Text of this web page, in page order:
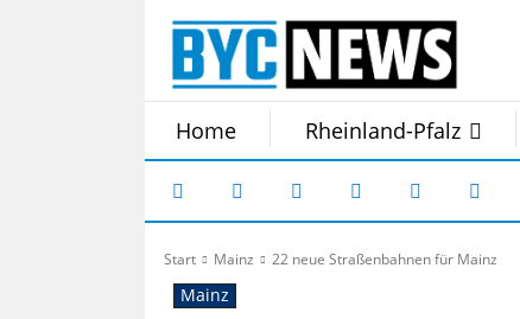
Home Rheinland-Pfalz
Start Mainz 22 neue Straßenbahnen für Mainz
Mainz